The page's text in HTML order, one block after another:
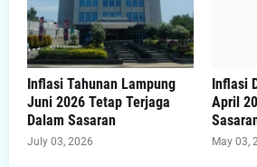
Inflasi Tahunan Lampung
Juni 2026 Tetap Terjaga
Dalam Sasaran
July 03, 2026
Inflasi
April
May 03,